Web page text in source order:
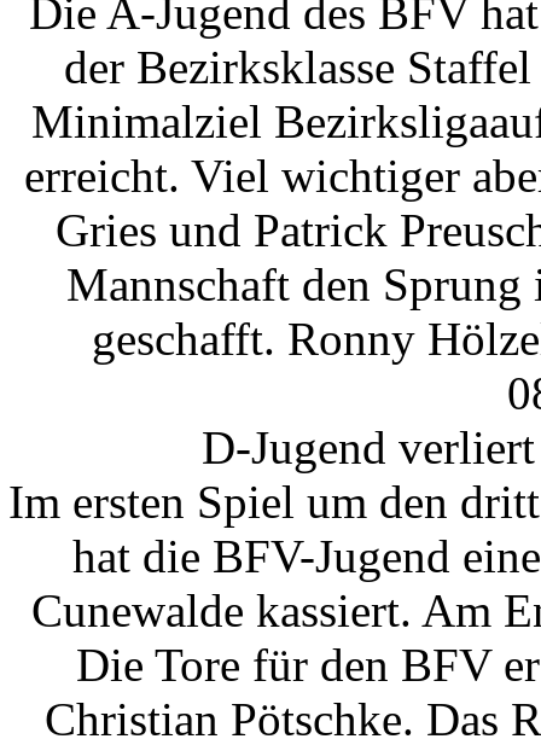
Die A-Jugend des BFV
der Bezirksklasse
Minimalziel
erreicht. Viel wichtiger
Gries und Patrick
Mannschaft den Sprung
geschafft. Ronny
D-Jugend
Im ersten Spiel um den
hat die BFV-Jugend
Cunewalde kassiert. Am
Die Tore für den BFV
Christian Pötschke. Das